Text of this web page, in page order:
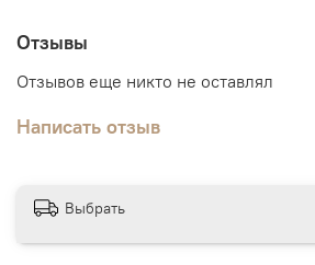
Отзывы
Отзывов еще никто не оставлял
Написать отзыв
Выбрать